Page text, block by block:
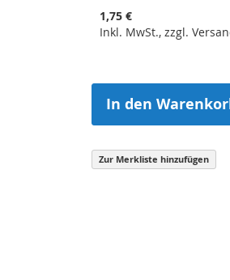
1,75 €
Inkl. MwSt., zzgl.
In den
Zur Merkliste hinzufügen